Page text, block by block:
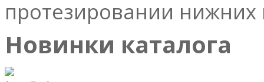
протезировании нижних
Новинки каталога